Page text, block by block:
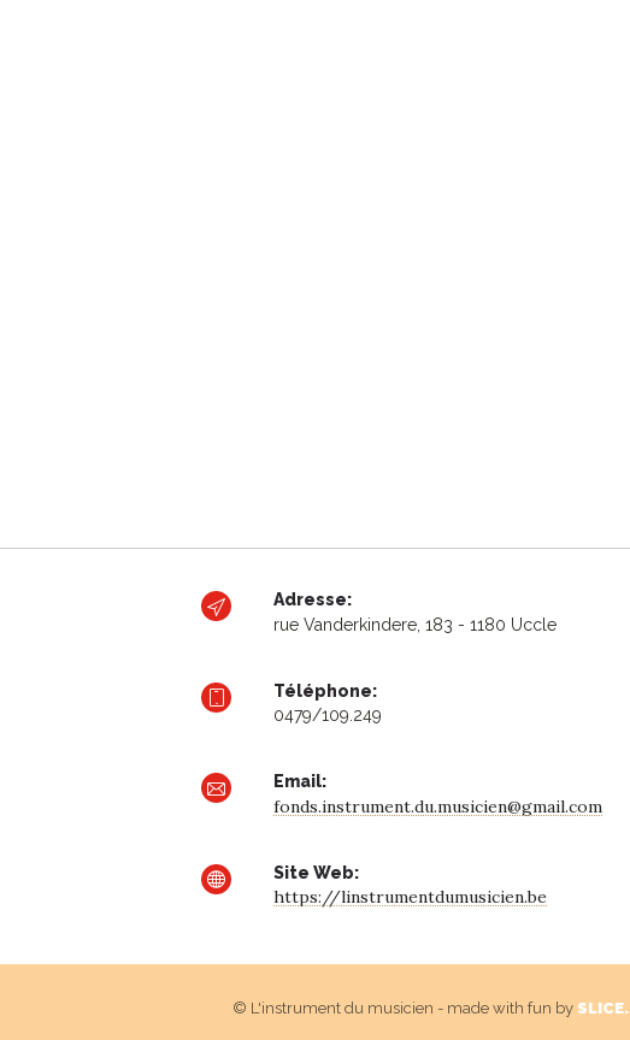
Adresse:
rue Vanderkindere, 183 - 1180 Uccle
Téléphone:
0479/109.249
Email:
fonds.instrument.du.musicien@gmail.com
Site Web:
https://linstrumentdumusicien.be
© L'instrument du musicien - made with fun by SLICE.